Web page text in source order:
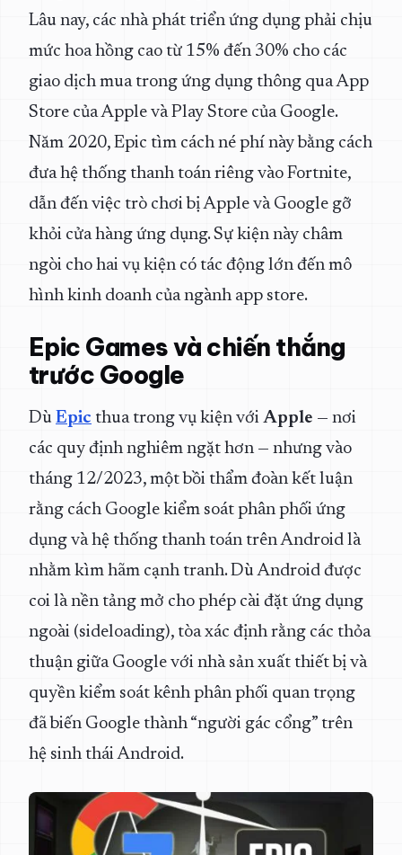
Lâu nay, các nhà phát triển ứng dụng phải chịu
mức hoa hồng cao từ 15% đến 30% cho các
giao dịch mua trong ứng dụng thông qua App
Store của Apple và Play Store của Google.
Năm 2020, Epic tìm cách né phí này bằng cách
đưa hệ thống thanh toán riêng vào Fortnite,
dẫn đến việc trò chơi bị Apple và Google gỡ
khỏi cửa hàng ứng dụng. Sự kiện này châm
ngòi cho hai vụ kiện có tác động lớn đến mô
hình kinh doanh của ngành app store.
Epic Games và chiến thắng
trước Google
Dù Epic thua trong vụ kiện với Apple — nơi
các quy định nghiêm ngặt hơn — nhưng vào
tháng 12/2023, một bồi thẩm đoàn kết luận
rằng cách Google kiểm soát phân phối ứng
dụng và hệ thống thanh toán trên Android là
nhằm kìm hãm cạnh tranh. Dù Android được
coi là nền tảng mở cho phép cài đặt ứng dụng
ngoài (sideloading), tòa xác định rằng các thỏa
thuận giữa Google với nhà sản xuất thiết bị và
quyền kiểm soát kênh phân phối quan trọng
đã biến Google thành “người gác cổng” trên
hệ sinh thái Android.